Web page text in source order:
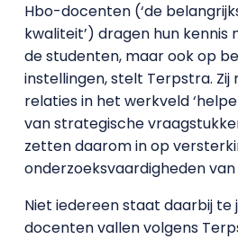
Hbo-docenten (‘de
kwaliteit’) dragen hun kennis
de studenten, maar ook op
instellingen, stelt Terpstra.
relaties in het werkveld
van strategische
zetten daarom in op
onderzoeksvaardigheden van
Niet iedereen staat daarbij te
docenten vallen volgens